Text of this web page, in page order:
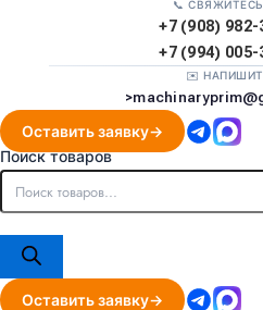
📞
+7 (908) 982-
+7 (994) 005-
✉️
>
Оставить заявку
Поиск товаров
Оставить заявку